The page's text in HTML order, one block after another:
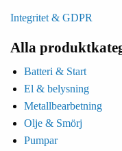
Integritet & GDPR
Alla
Batteri & Start
El & belysning
Metallbearbetning
Olje & Smörj
Pumpar